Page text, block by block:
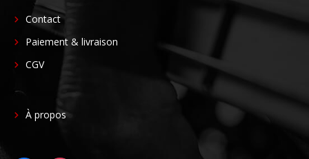
FOOTER
CENTER
Contact
Paiement & livraison
CGV
FOOTER
À propos